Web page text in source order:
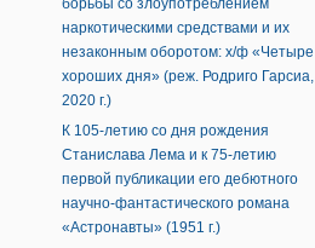
борьбы со злоупотреблением
наркотическими средствами и их
незаконным оборотом: х/ф «Четыре
хороших дня» (реж. Родриго Гарсиа,
2020 г.)
К 105-летию со дня рождения
Станислава Лема и к 75-летию
первой публикации его дебютного
научно-фантастического романа
«Астронавты» (1951 г.)